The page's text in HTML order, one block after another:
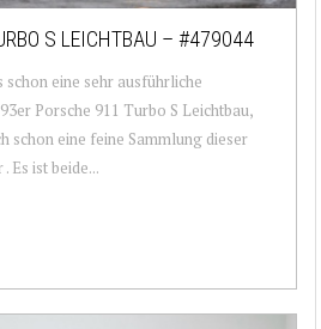
S LEICHTBAU – #479044
schon eine sehr ausführliche
Porsche 911 Turbo S Leichtbau,
schon eine feine Sammlung dieser
Es ist beide...